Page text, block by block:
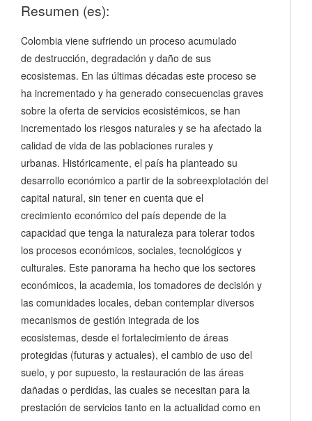
Resumen (es):
Colombia viene sufriendo un proceso acumulado
de destrucción, degradación y daño de sus
ecosistemas. En las últimas décadas este proceso se
ha incrementado y ha generado consecuencias graves
sobre la oferta de servicios ecosistémicos, se han
incrementado los riesgos naturales y se ha afectado la
calidad de vida de las poblaciones rurales y
urbanas. Históricamente, el país ha planteado su
desarrollo económico a partir de la sobreexplotación del
capital natural, sin tener en cuenta que el
crecimiento económico del país depende de la
capacidad que tenga la naturaleza para tolerar todos
los procesos económicos, sociales, tecnológicos y
culturales. Este panorama ha hecho que los sectores
económicos, la academia, los tomadores de decisión y
las comunidades locales, deban contemplar diversos
mecanismos de gestión integrada de los
ecosistemas, desde el fortalecimiento de áreas
protegidas (futuras y actuales), el cambio de uso del
suelo, y por supuesto, la restauración de las áreas
dañadas o perdidas, las cuales se necesitan para la
prestación de servicios tanto en la actualidad como en